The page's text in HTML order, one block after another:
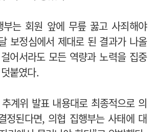
부는 회원 앞에 무릎 꿇고 사죄해야
보정심에서 제대로 된 결과가 나올
어서라도 모든 역량과 노력을 집중
붙였다.
계위 발표 내용대로 최종적으로 의
정된다면, 의협 집행부는 사태에 대